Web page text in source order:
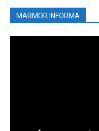
MARMOR INFORMA